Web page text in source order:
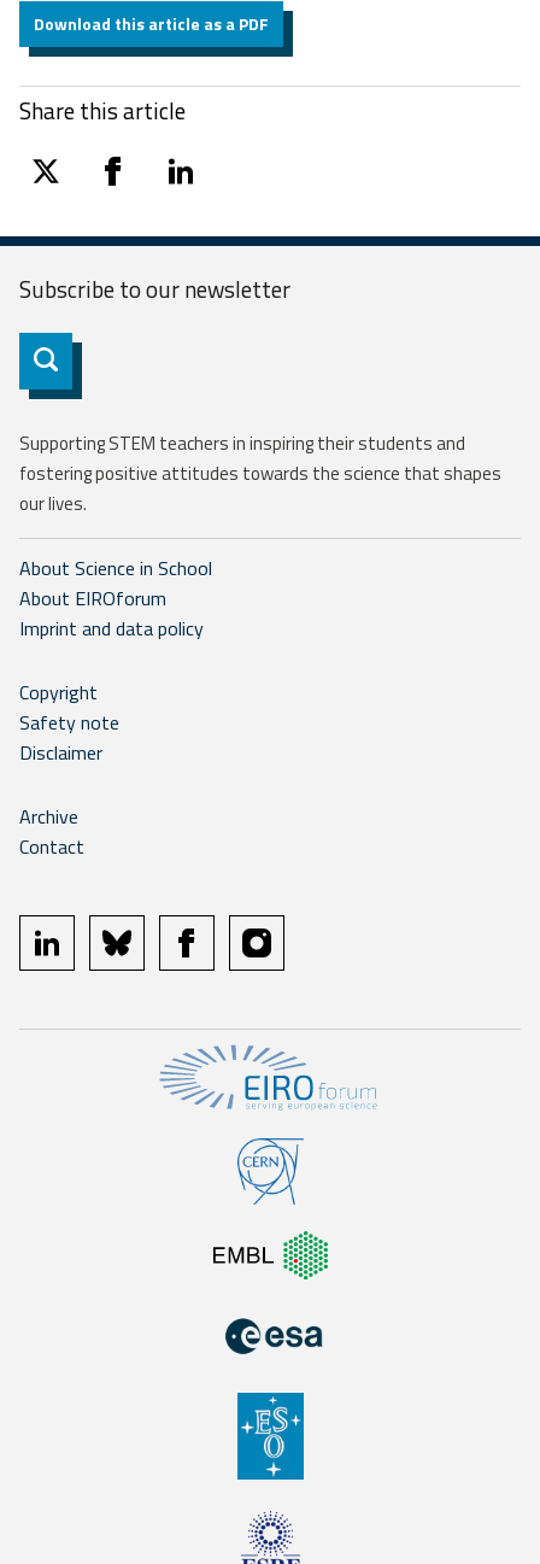
Download this article as a PDF
Share this article
twitter facebooklinkedin
Subscribe to ournewsletter
Subscribe
Supporting STEM teachers in inspiring their students and
fostering positive attitudes towards the science that shapes
our lives.
About Science in School
About EIROforum
Imprint and data policy
Copyright
Safety note
Disclaimer
Archive
Contact
linkedin bluesky facebookinstagram